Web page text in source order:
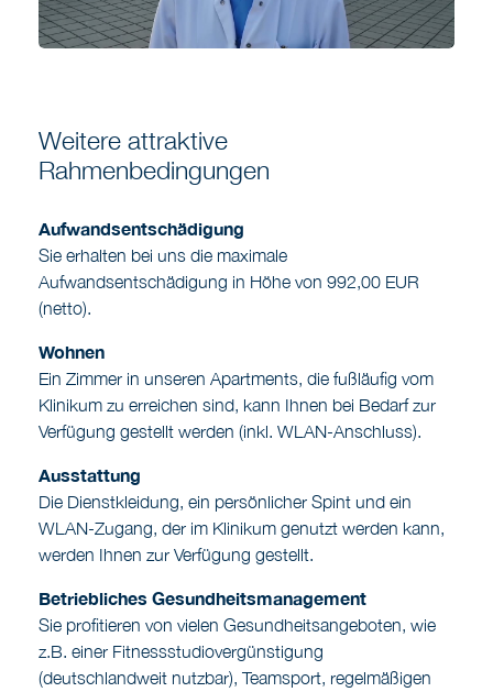
Weitere attraktive
Rahmenbedingungen
Aufwandsentschädigung
Sie erhalten bei uns die maximale
Aufwandsentschädigung in Höhe von 992,00 EUR
(netto).
Wohnen
Ein Zimmer in unseren Apartments, die fußläufig vom
Klinikum zu erreichen sind, kann Ihnen bei Bedarf zur
Verfügung gestellt werden (inkl. WLAN-Anschluss).
Ausstattung
Die Dienstkleidung, ein persönlicher Spint und ein
WLAN-Zugang, der im Klinikum genutzt werden kann,
werden Ihnen zur Verfügung gestellt.
Betriebliches Gesundheitsmanagement
Sie profitieren von vielen Gesundheitsangeboten, wie
z.B. einer Fitnessstudiovergünstigung
(deutschlandweit nutzbar), Teamsport, regelmäßigen